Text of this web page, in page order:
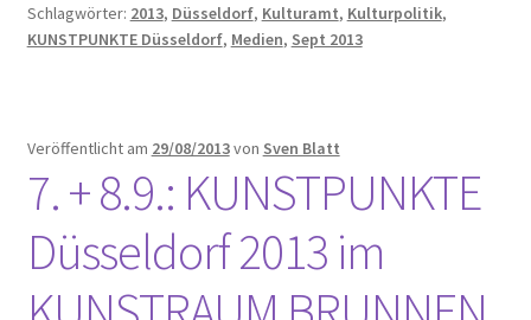
Schlagwörter: 2013, Düsseldorf, Kulturamt, Kulturpolitik,
KUNSTPUNKTE Düsseldorf, Medien, Sept 2013
Veröffentlicht am 29/08/2013von Sven Blatt
7. + 8.9.: KUNSTPUNKTE
Düsseldorf 2013 im